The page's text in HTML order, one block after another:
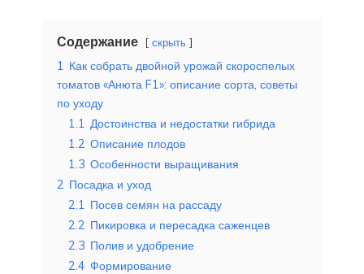
Содержание скрыть
1 Как собрать двойной урожай скороспелых
томатов «Анюта F1»: описание сорта, советы
по уходу
1.1 Достоинства и недостатки гибрида
1.2 Описание плодов
1.3 Особенности выращивания
2 Посадка и уход
2.1 Посев семян на рассаду
2.2 Пикировка и пересадка саженцев
2.3 Полив и удобрение
2.4 Формирование